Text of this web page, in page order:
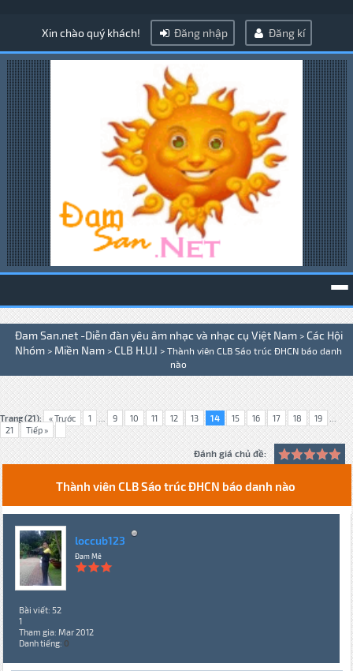
Xin chào quý khách! Đăng nhập Đăng kí
Đam San.net -Diễn đàn yêu âm nhạc và nhạc cụ Việt Nam > Các Hội
Nhóm > Miền Nam > CLB H.U.I > Thành viên CLB Sáo trúc ĐHCN báo danh
nào
Trang (21): « Trước 1 ... 9 10 11 12 13 14 15 16 17 18 19
...
21
Tiếp »
Đánh giá chủ đề:
Thành viên CLB Sáo trúc ĐHCN báo danh nào
loccub123
Đam Mê
Bài viết: 52
1
Tham gia: Mar 2012
Danh tiếng: 0